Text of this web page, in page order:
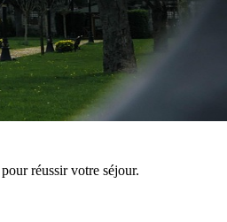
réussir votre séjour.